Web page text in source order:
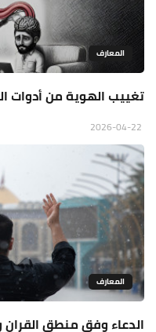
المعارف
تغييب الهوية من أدوات
المعارف
الدعاء وفق منطق القران